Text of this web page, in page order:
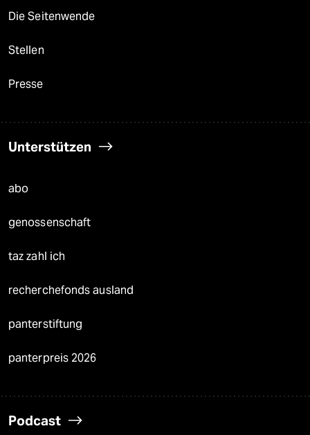
Die Seitenwende
Stellen
Presse
Unterstützen
abo
genossenschaft
taz zahl ich
recherchefonds ausland
panterstiftung
panterpreis 2026
Podcast